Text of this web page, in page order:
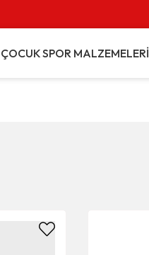
ÇOCUKSPOR MALZEMELERİ